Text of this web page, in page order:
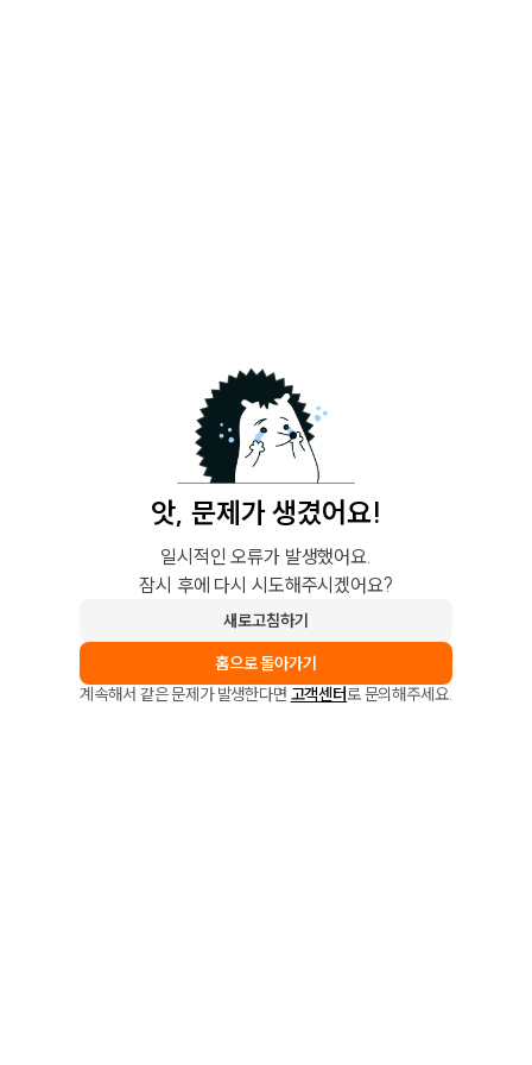
앗, 문제가 생겼어요!
일시적인 오류가 발생했어요.
잠시 후에 다시 시도해주시겠어요?
새로고침하기
홈으로 돌아가기
계속해서 같은 문제가 발생한다면 고객센터로 문의해주세요.